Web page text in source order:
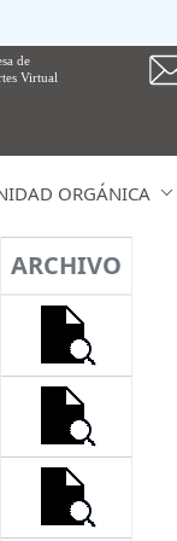
ORGÁNICA
ARCHIVO